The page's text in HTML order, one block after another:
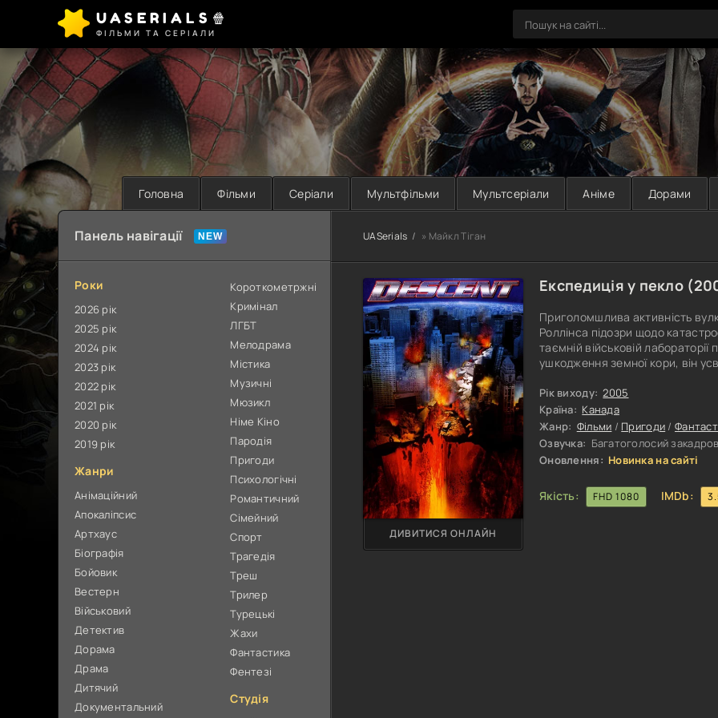
UASERIALS🍿
ФІЛЬМИ ТА СЕРІАЛИ
Головна Фільми Серіали Мультфільми Мультсеріали Аніме Дорами
UASerials » Майкл Тіган
Експедиція у пекло (
Приголомшлива активність
Роллінса підозри щодо
таємній військовій
ушкодження земної кори, він
із командою відважних
суперсучасним транспортним
Рік виходу: 2005
Країна: Канада
Жанр: Фільми / Пригоди /
Озвучка: Багатоголосий
Оновлення: Новинка на сайті
Якість: FHD 1080 IMDb:
ДИВИТИСЯ ОНЛАЙН
Панель навігації
Роки
2026 рік
2025 рік
2024 рік
2023 рік
2022 рік
2021 рік
2020 рік
2019 рік
Жанри
Анімаційний
Апокаліпсис
Артхаус
Біографія
Бойовик
Вестерн
Військовий
Детектив
Дорама
Драма
Дитячий
Документальний
Короткометржні
Кримінал
ЛГБТ
Мелодрама
Містика
Музичні
Мюзикл
Німе Кіно
Пародія
Пригоди
Психологічні
Романтичний
Сімейний
Спорт
Трагедія
Треш
Трилер
Турецькі
Жахи
Фантастика
Фентезі
Студія